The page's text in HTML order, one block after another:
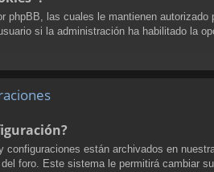
phpBB, las cuales le mantienen
si la administración ha habilitado la
están archivados en
foro. Este sistema le permitirá cambiar